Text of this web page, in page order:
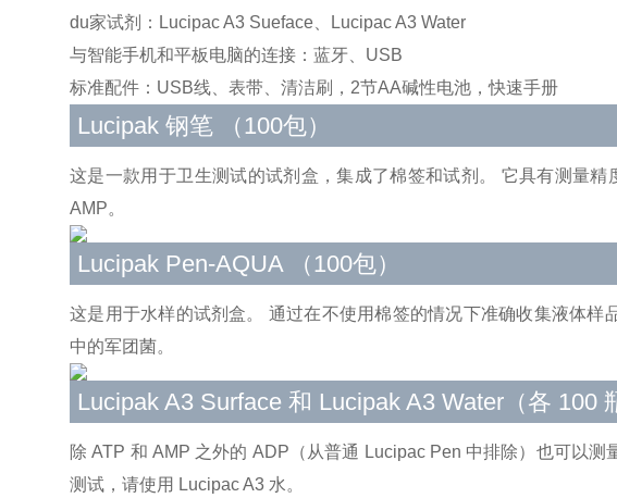
du家试剂：Lucipac A3 Sueface、Lucipac A3 Water
与智能手机和平板电脑的连接：蓝牙、USB
标准配件：USB线、表带、清洁刷，2节AA碱性电池，快速手册
Lucipak 钢笔 （100包）
这是一款用于卫生测试的试剂盒，集成了棉签和试剂。 它具有测量
AMP。
Lucipak Pen-AQUA （100包）
这是用于水样的试剂盒。 通过在不使用棉签的情况下准确收集液体
中的军团菌。
Lucipak A3 Surface 和 Lucipak A3 Water（各 100
除 ATP 和 AMP 之外的 ADP（从普通 Lucipac Pen 中排除）也可以
测试，请使用 Lucipac A3 水。